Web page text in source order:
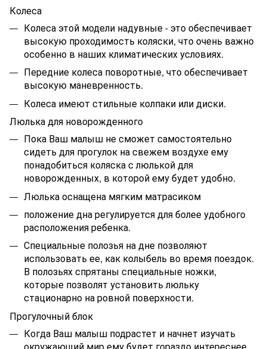
Колеса
Колеса этой модели надувные - это обеспечивает
высокую проходимость коляски, что очень важно
особенно в наших климатических условиях.
Передние колеса поворотные, что обеспечивает
высокую маневренность.
Колеса имеют стильные колпаки или диски.
Люлька для новорожденного
Пока Ваш малыш не сможет самостоятельно
сидеть для прогулок на свежем воздухе ему
понадобиться коляска с люлькой для
новорожденных, в которой ему будет удобно.
Люлька оснащена мягким матрасиком
положение дна регулируется для более удобного
расположения ребенка.
Специальные полозья на дне позволяют
использовать ее, как колыбель во время поездок.
В полозьях спрятаны специальные ножки,
которые позволят установить люльку
стационарно на ровной поверхности.
Прогулочный блок
Когда Ваш малыш подрастет и начнет изучать
окружающий мир ему будет гораздо интереснее